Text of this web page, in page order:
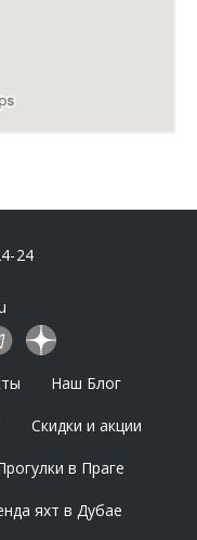
24
Наш Блог
Скидки и акции
в Праге
яхт в Дубае